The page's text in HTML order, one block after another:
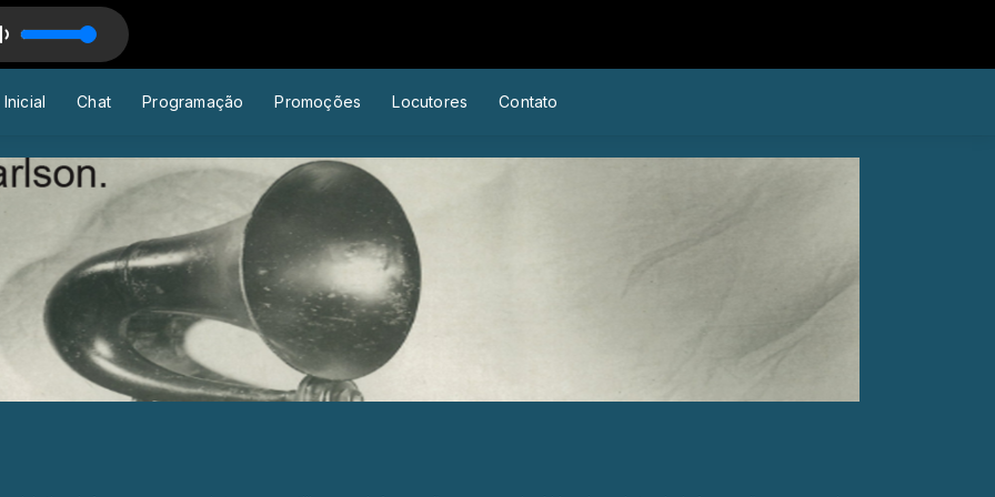
Locutor Padrão
NOEL ROSA - - CANUTO
Chat Programação Promoções Locutores Contato